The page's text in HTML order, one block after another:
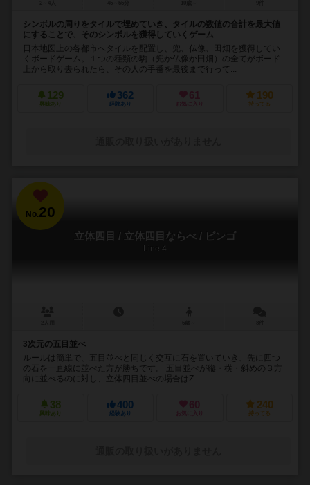
シンボルの周りをタイルで埋めていき、タイルの数値の合計を最大値
にすることで、そのシンボルを獲得していくゲーム
日本地図上の各都市へタイルを配置し、兜、仏像、田畑を獲得してい
くボードゲーム。１つの種類の駒（兜か仏像か田畑）の全てがボード
上から取り去られたら、その人の手番を最後まで行って...
129
興味あり
362
経験あり
61
お気に入り
190
持ってる
No.20
立体四目 / 立体四目ならべ / ビンゴ
Line 4
3次元の五目並べ
ルールは簡単で、五目並べと同じく交互に石を置いていき、先に四つ
の石を一直線に並べた方が勝ちです。 五目並べが縦・横・斜めの３方
向に並べるのに対し、立体四目並べの場合はZ...
38
興味あり
400
経験あり
60
お気に入り
240
持ってる